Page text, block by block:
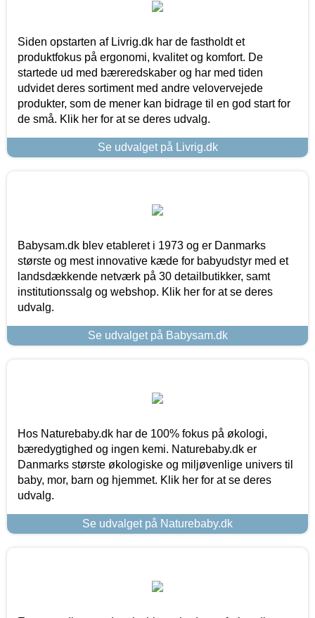
Siden opstarten af Livrig.dk har de fastholdt et
produktfokus på ergonomi, kvalitet og komfort. De
startede ud med bæreredskaber og har med tiden
udvidet deres sortiment med andre velovervejede
produkter, som de mener kan bidrage til en god start for
de små. Klik her for at se deres udvalg.
Se udvalget på Livrig.dk
Babysam.dk blev etableret i 1973 og er Danmarks
største og mest innovative kæde for babyudstyr med et
landsdækkende netværk på 30 detailbutikker, samt
institutionssalg og webshop. Klik her for at se deres
udvalg.
Se udvalget på Babysam.dk
Hos Naturebaby.dk har de 100% fokus på økologi,
bæredygtighed og ingen kemi. Naturebaby.dk er
Danmarks største økologiske og miljøvenlige univers til
baby, mor, barn og hjemmet. Klik her for at se deres
udvalg.
Se udvalget på Naturebaby.dk